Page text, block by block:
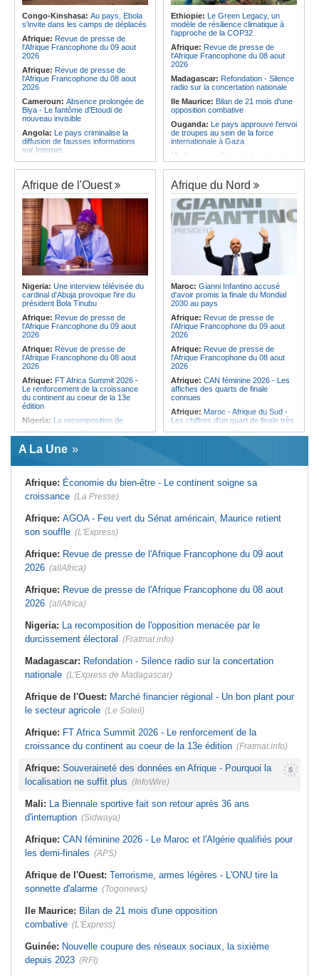
Afrique:Élodie Nakkach (Maroc) -
« La finale de 2022, on l'utilise
comme une expérience pour aller de
l'avant »
Afrique:
Les statistiques clés avant
d'Ivoire et l'Algérie
demi-finales du championnat
national
Angola:Le Wiliete échoue en demi-
finales du championnat national
féminin
Congo-Kinshasa: Au pays, Ebola
s'invite dans les camps de déplacés
Afrique: Revue de presse de
l'Afrique Francophone du 09 aout
2026
Afrique: Revue de presse de
l'Afrique Francophone du 08 aout
2026
Cameroun: Absence prolongée de
Biya - Le fantôme d'Etoudi de
nouveau invisible
Angola: Le pays criminalise la
diffusion de fausses informations
sur Internet
Congo-Brazzaville:Concours de
musique 'Talents +' - La liste des
participants publiée
Congo-Brazzaville:Coupe du
Congo de football - JST, Inter, Cara
et V Club qualifiés pour les demi-
finales
Congo-Brazzaville: Lutte contre la
corruption - Les parlementaires
sensibilisés
Congo-Brazzaville:Santé publique
- Ollombo réceptionne son hôpital de
référence
Congo-Brazzaville:Lutte contre
les épidémies - Les employés de la
maison de retraite Kambissi en
formation
Ethiopie: Le Green Legacy, un
modèle de résilience climatique à
l'approche de la COP32
Afrique: Revue de presse de
l'Afrique Francophone du 08 aout
2026
Madagascar: Refondation - Silence
radio sur la concertation nationale
Ile Maurice: Bilan de 21 mois d'une
opposition combative
Ouganda: Le pays approuve l'envoi
de troupes au sein de la force
internationale à Gaza
Madagascar: Bras de fer entre le
pays et le FMI autour du déblocage
de plus de 180 millions de dollars
Ile Maurice: 24 bénéficiaires pour
les bourses additionnelles sur
critères sociaux
Afrique de l'Est: « La dépendance
de l'Égypte vis-à-vis du régime
érythréen aggrave l'instabilité dans
la région de la Corne de l'Afrique »,
selon le RSADO
Le peuple oromo s'est
historiquement opposé à des
systèmes administratifs défaillants
Ethiopie:« Le renforcement des
capacités de l'armée de l'air
éthiopienne consolide la dissuasion
nationale », déclare le commandant
en second
Afrique de l'Ouest
Nigeria: Une interview télévisée du
cardinal d'Abuja provoque l'ire du
président Bola Tinubu
Afrique: Revue de presse de
l'Afrique Francophone du 09 aout
2026
Afrique: Revue de presse de
l'Afrique Francophone du 08 aout
2026
Afrique: FT Africa Summit 2026 -
Le renforcement de la croissance
du continent au coeur de la 13e
édition
Nigeria: La recomposition de
durcissement électoral
Afrique de l'Ouest:
pour le secteur agricole
Afrique de l'Ouest:Terrorisme,
armes légères - L'ONU tire la
sonnette d'alarme
Mali:
La Biennale sportive fait son
retour après 36 ans d'interruption
Guinée:Nouvelle coupure des
2023
Burkina Faso:10e Cérémonial
Sankara
Afrique du Nord
Maroc: Gianni Infantino accusé
d'avoir promis la finale du Mondial
2030 au pays
Afrique: Revue de presse de
l'Afrique Francophone du 09 aout
2026
Afrique: Revue de presse de
l'Afrique Francophone du 08 aout
2026
Afrique: CAN féminine 2026 - Les
affiches des quarts de finale
connues
Afrique: Maroc - Afrique du Sud -
Les chiffres d'un quart de finale très
l'avant »
Afrique:Les statistiques clés avant
Afrique:
Le Maroc et l'Afrique du
Sud se retrouvent quatre ans après
duel de contrastes
quart
A La Une
Afrique: Économie du bien-être - Le continent soigne sa
croissance (La Presse)
Afrique: AGOA - Feu vert du Sénat américain, Maurice retient
son souffle (L'Express)
Afrique: Revue de presse de l'Afrique Francophone du 09 aout
2026 (allAfrica)
Afrique: Revue de presse de l'Afrique Francophone du 08 aout
2026 (allAfrica)
Nigeria: La recomposition de l'opposition menacée par le
durcissement électoral (Fratmat.info)
Madagascar: Refondation - Silence radio sur la concertation
nationale (L'Express de Madagascar)
Afrique de l'Ouest: Marché financier régional - Un bon plant pour
le secteur agricole (Le Soleil)
Afrique: FT Africa Summit 2026 - Le renforcement de la
croissance du continent au coeur de la 13e édition (Fratmat.info)
Afrique: Souveraineté des données en Afrique - Pourquoi la
localisation ne suffit plus (InfoWire)
Mali: La Biennale sportive fait son retour après 36 ans
d'interruption (Sidwaya)
Afrique: CAN féminine 2026 - Le Maroc et l'Algérie qualifiés pour
les demi-finales (APS)
Afrique de l'Ouest: Terrorisme, armes légères - L'ONU tire la
sonnette d'alarme (Togonews)
Ile Maurice: Bilan de 21 mois d'une opposition
combative (L'Express)
Guinée: Nouvelle coupure des réseaux sociaux, la sixième
depuis 2023 (RFI)